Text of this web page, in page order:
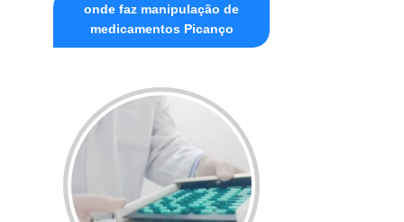
onde faz manipulação de
medicamentos Picanço